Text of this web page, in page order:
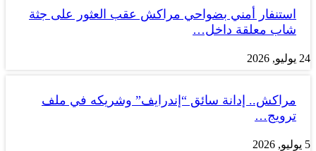
استنفار أمني بضواحي مراكش عقب العثور على جثة
شاب معلقة داخل…
24 يوليو, 2026
مراكش.. إدانة سائق “إندرايف” وشريكه في ملف
ترويج…
5 يوليو, 2026